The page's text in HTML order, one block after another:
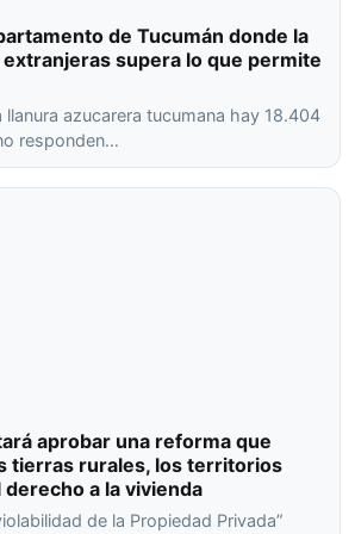
de Tucumán donde la
supera lo que permite
llanura azucarera tucumana hay 18.404
responden…
aprobar una reforma que
tierras rurales, los territorios
a la vivienda
de la Propiedad Privada”